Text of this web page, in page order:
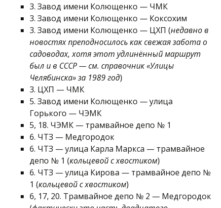
3. Завод имени Колющенко — ЧМК
3. Завод имени Колющенко — Коксохим
3. Завод имени Колющенко — ЦХП (недавно в
новостях преподносилось как свежая забота о
садоводах, хотя этот удлинённый маршрут
был и в СССР — см. справочник «Улицы
Челябинска» за 1989 год)
3. ЦХП — ЧМК
5. Завод имени Колющенко — улица
Горького — ЧЭМК
5, 18. ЧЭМК — трамвайное депо № 1
6. ЧТЗ — Медгородок
6. ЧТЗ — улица Карла Маркса — трамвайное
депо № 1 (кольцевой с хвостиком)
6. ЧТЗ — улица Кирова — трамвайное депо №
1 (кольцевой с хвостиком)
6, 17, 20. Трамвайное депо № 2 — Медгородок